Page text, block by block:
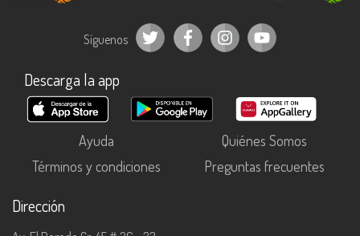
Síguenos
Descarga la app
Ayuda
Quiénes Somos
Términos y condiciones
Preguntas frecuentes
Dirección